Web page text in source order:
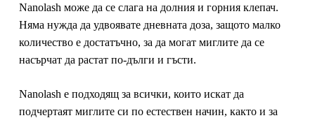
Nanolash може да се слага на долния и горния клепач.
Няма нужда да удвоявате дневната доза, защото малко
количество е достатъчно, за да могат миглите да се
насърчат да растат по-дълги и гъсти.
Nanolash е подходящ за всички, които искат да
подчертаят миглите си по естествен начин, както и за